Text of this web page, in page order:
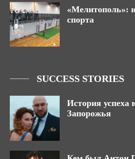
«Мелитополь»:
спорта
SUCCESS STORIES
История успеха
Запорожья